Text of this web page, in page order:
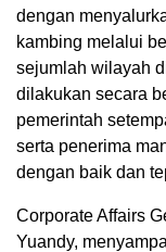
dengan
kambing melalui
sejumlah wilayah
dilakukan secara
pemerintah
serta penerima
dengan baik dan
Corporate Affairs
Yuandy,